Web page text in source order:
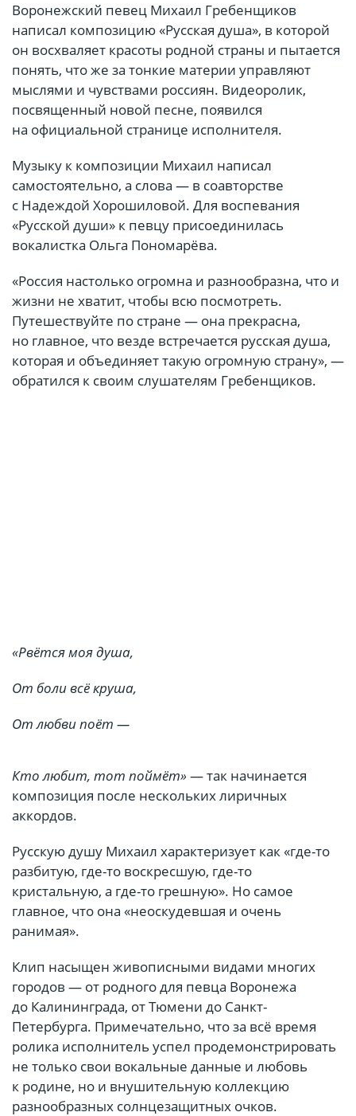
Воронежский певец Михаил Гребенщиков
написал композицию «Русская душа», в которой
он восхваляет красоты родной страны и пытается
понять, что же за тонкие материи управляют
мыслями и чувствами россиян. Видеоролик,
посвященный новой песне, появился
на официальной странице исполнителя.
Музыку к композиции Михаил написал
самостоятельно, а слова — в соавторстве
с Надеждой Хорошиловой. Для воспевания
«Русской души» к певцу присоединилась
вокалистка Ольга Пономарёва.
«Россия настолько огромна и разнообразна, что и
жизни не хватит, чтобы всю посмотреть.
Путешествуйте по стране — она прекрасна,
но главное, что везде встречается русская душа,
которая и объединяет такую огромную страну», —
обратился к своим слушателям Гребенщиков.
«Рвётся моя душа,
От боли всё круша,
От любви поёт —
Кто любит, тот поймёт»— так начинается
композиция после нескольких лиричных
аккордов.
Русскую душу Михаил характеризует как «где-то
разбитую, где-то воскресшую, где-то
кристальную, а где-то грешную». Но самое
главное, что она «неоскудевшая и очень
ранимая».
Клип насыщен живописными видами многих
городов — от родного для певца Воронежа
до Калининграда, от Тюмени до Санкт-
Петербурга. Примечательно, что за всё время
ролика исполнитель успел продемонстрировать
не только свои вокальные данные и любовь
к родине, но и внушительную коллекцию
разнообразных солнцезащитных очков.